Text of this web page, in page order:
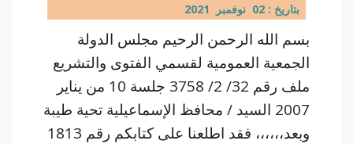
بتاريخ : 02 نوفمبر 2021
بسم الله الرحمن الرحيم مجلس الدولة
الجمعية العمومية لقسمي الفتوى والتشريع
ملف رقم 32/ 2/ 3758 جلسة 10 من يناير
2007 السيد / محافظ الإسماعيلية تحية طيبة
وبعد،،،،،، فقد اطلعنا على كتابكم رقم 1813